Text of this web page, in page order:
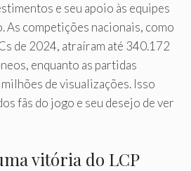
e seu apoio às equipes
As competições nacionais, como
de 2024, atraíram até 340.172
enquanto as partidas
de visualizações. Isso
fãs do jogo e seu desejo de ver
vitória do LCP